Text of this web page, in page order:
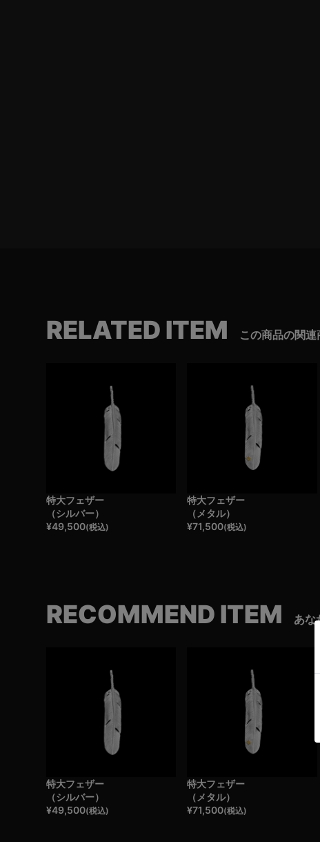
RELATED ITEM この商品の関連
特大フェザー
（シルバー）
¥49,500(税込)
特大フェザー
（メタル）
¥71,500(税込)
RECOMMEND ITEM あな
特大フェザー
（シルバー）
¥49,500(税込)
特大フェザー
（メタル）
¥71,500(税込)